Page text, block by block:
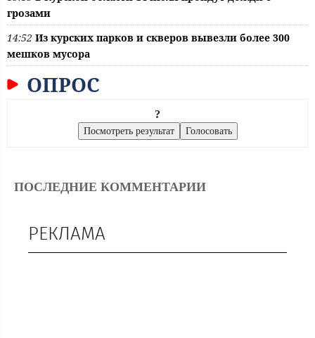
грозами
14:52 Из курских парков и скверов вывезли более 300
мешков мусора
ОПРОС
?
ПОСЛЕДНИЕ КОММЕНТАРИИ
РЕКЛАМА